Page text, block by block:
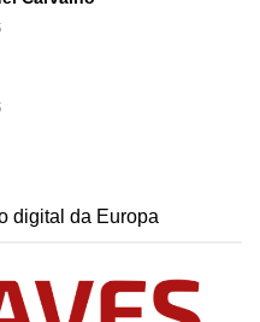
digital da Europa